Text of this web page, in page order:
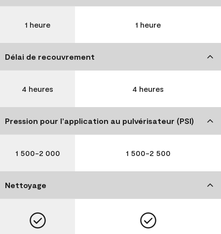
1 heure 1 heure
Délai de recouvrement
4 heures 4 heures
Pression pour l’application au pulvérisateur (PSI)
1 500-2 000 1 500-2 500
Nettoyage